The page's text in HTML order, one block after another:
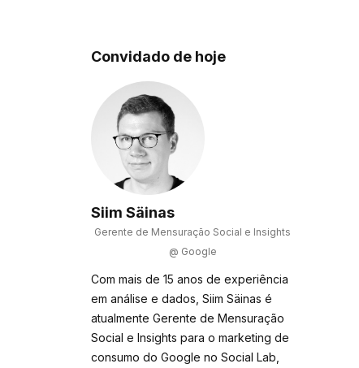
Convidado de hoje
Siim Säinas
Gerente de Mensuração Social e Insights
@ Google
Com mais de 15 anos de experiência
em análise e dados, Siim Säinas é
atualmente Gerente de Mensuração
Social e Insights para o marketing de
consumo do Google no Social Lab,